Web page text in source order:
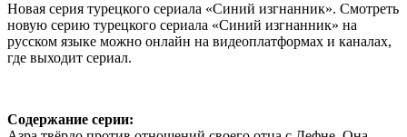
Новая серия турецкого сериала «Синий изгнанник». Смотреть
новую серию турецкого сериала «Синий изгнанник» на
русском языке можно онлайн на видеоплатформах и каналах,
где выходит сериал.
Содержание серии: